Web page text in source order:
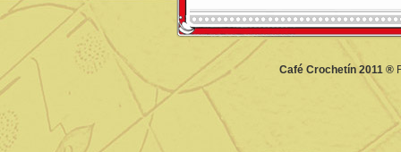
Café Crochetín 2011 ®